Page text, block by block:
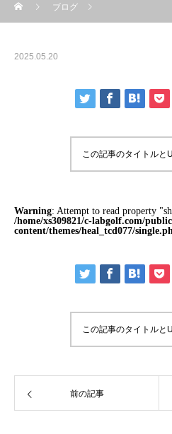
ブログ
2025.05.20
この記事のタイトルと
Warning: Attempt to read property
/home/xs309821/c-labgolf.com/
content/themes/heal_tcd077/
この記事のタイトルと
前の記事